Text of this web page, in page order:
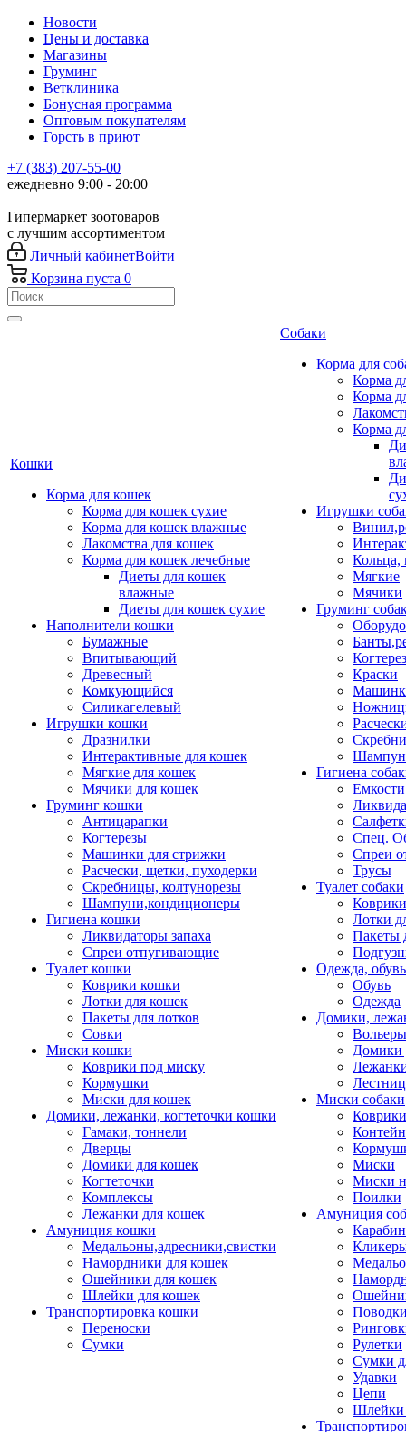
Новости
Цены и доставка
Магазины
Груминг
Ветклиника
Бонусная программа
Оптовым покупателям
Горсть в приют
+7 (383) 207-55-00
ежедневно 9:00 - 20:00
Гипермаркет зоотоваров
с лучшим ассортиментом
Личный кабинетВойти
Корзина пуста 0
Кошки
Корма для кошек
Корма для кошек сухие
Корма для кошек влажные
Лакомства для кошек
Корма для кошек лечебные
Диеты для кошек
влажные
Диеты для кошек сухие
Наполнители кошки
Бумажные
Впитывающий
Древесный
Комкующийся
Силикагелевый
Игрушки кошки
Дразнилки
Интерактивные для кошек
Мягкие для кошек
Мячики для кошек
Груминг кошки
Антицарапки
Когтерезы
Машинки для стрижки
Расчески, щетки, пуходерки
Скребницы, колтунорезы
Шампуни,кондиционеры
Гигиена кошки
Ликвидаторы запаха
Спреи отпугивающие
Туалет кошки
Коврики кошки
Лотки для кошек
Пакеты для лотков
Совки
Миски кошки
Коврики под миску
Кормушки
Миски для кошек
Домики, лежанки, когтеточки кошки
Гамаки, тоннели
Дверцы
Домики для кошек
Когтеточки
Комплексы
Лежанки для кошек
Амуниция кошки
Медальоны,адресники,свистки
Намордники для кошек
Ошейники для кошек
Шлейки для кошек
Транспортировка кошки
Переноски
Сумки
Собаки
Корма для
Корма
Корма
Корма
Игрушки
Кольца,
Мягкие
Мячики
Груминг
Краски
Гигиена
Емкости
Спец.
Спреи
Трусы
Туалет собаки
Коврики
Лотки
Пакеты
Одежда, обувь
Обувь
Одежда
Домики,
Домики
Миски собаки
Миски
Миски
Поилки
Амуниция
Рулетки
Сумки
Удавки
Цепи
Шлейки